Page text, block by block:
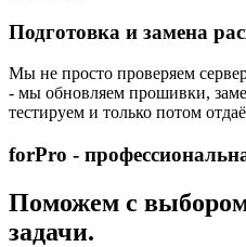
Подготовка и замена
Мы не просто проверяем
- мы обновляем прошивки,
тестируем и только потом
forPro -
Поможем с
задачи.